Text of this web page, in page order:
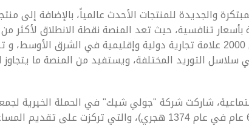
والجديدة للمنتجات الأحدث عالمياً، بالإضافة إلى
علامة تجارية صينية عالية الجودة، وأكثر من 2000 علامة تجارية دولية وإقليمية في الشرق
شاركت شركة "جولي شيك" في الحملة الخيرية
الأهلية في مدينة الرياض (تأسست منذ 66 عام في عام 1374 هجري)، والتي تركزت على